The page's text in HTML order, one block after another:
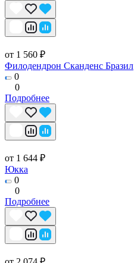
от 1 560 ₽
Филодендрон Сканденс Бразил
0
0
Подробнее
от 1 644 ₽
Юкка
0
0
Подробнее